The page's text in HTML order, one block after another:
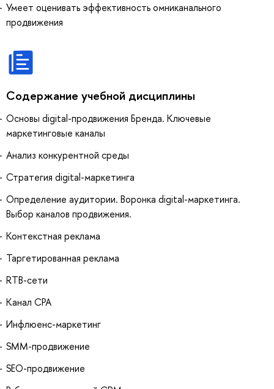
Умеет оценивать эффективность омниканального
продвижения
Содержание учебной дисциплины
Основы digital-продвижения Бренда. Ключевые
маркетинговые каналы
Анализ конкурентной среды
Стратегия digital-маркетинга
Определение аудитории. Воронка digital-маркетинга.
Выбор каналов продвижения.
Контекстная реклама
Таргетированная реклама
RTB-сети
Канал CPA
Инфлюенс-маркетинг
SMM-продвижение
SEO-продвижение